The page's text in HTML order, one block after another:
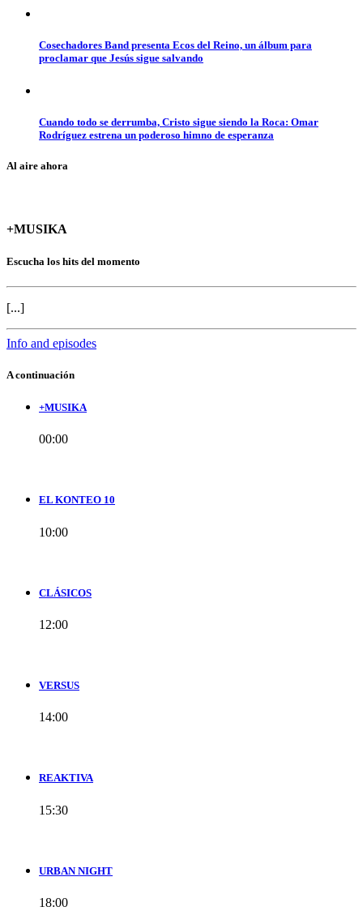
Cosechadores Band presenta Ecos del Reino, un álbum para
proclamar que Jesús sigue salvando
Cuando todo se derrumba, Cristo sigue siendo la Roca: Omar
Rodríguez estrena un poderoso himno de esperanza
Al aire ahora
+MUSIKA
Escucha los hits del momento
[...]
Info and episodes
A continuación
+MUSIKA
00:00
EL KONTEO 10
10:00
CLÁSICOS
12:00
VERSUS
14:00
REAKTIVA
15:30
URBAN NIGHT
18:00